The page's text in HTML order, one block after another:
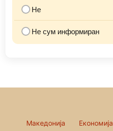
Не
Не сум информиран
Македонија Економија